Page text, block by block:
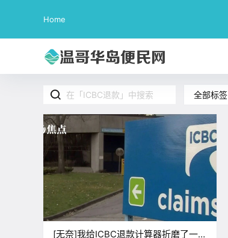
Home
全部标签
[无奈]我给ICBC退款计算器折磨了一上